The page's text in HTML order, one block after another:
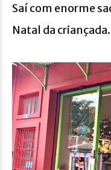
Saí com enorme
Natal da criançada.